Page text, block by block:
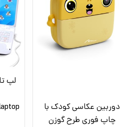
دوربین عکاسی کودک با
چاپ فوری طرح گوزن